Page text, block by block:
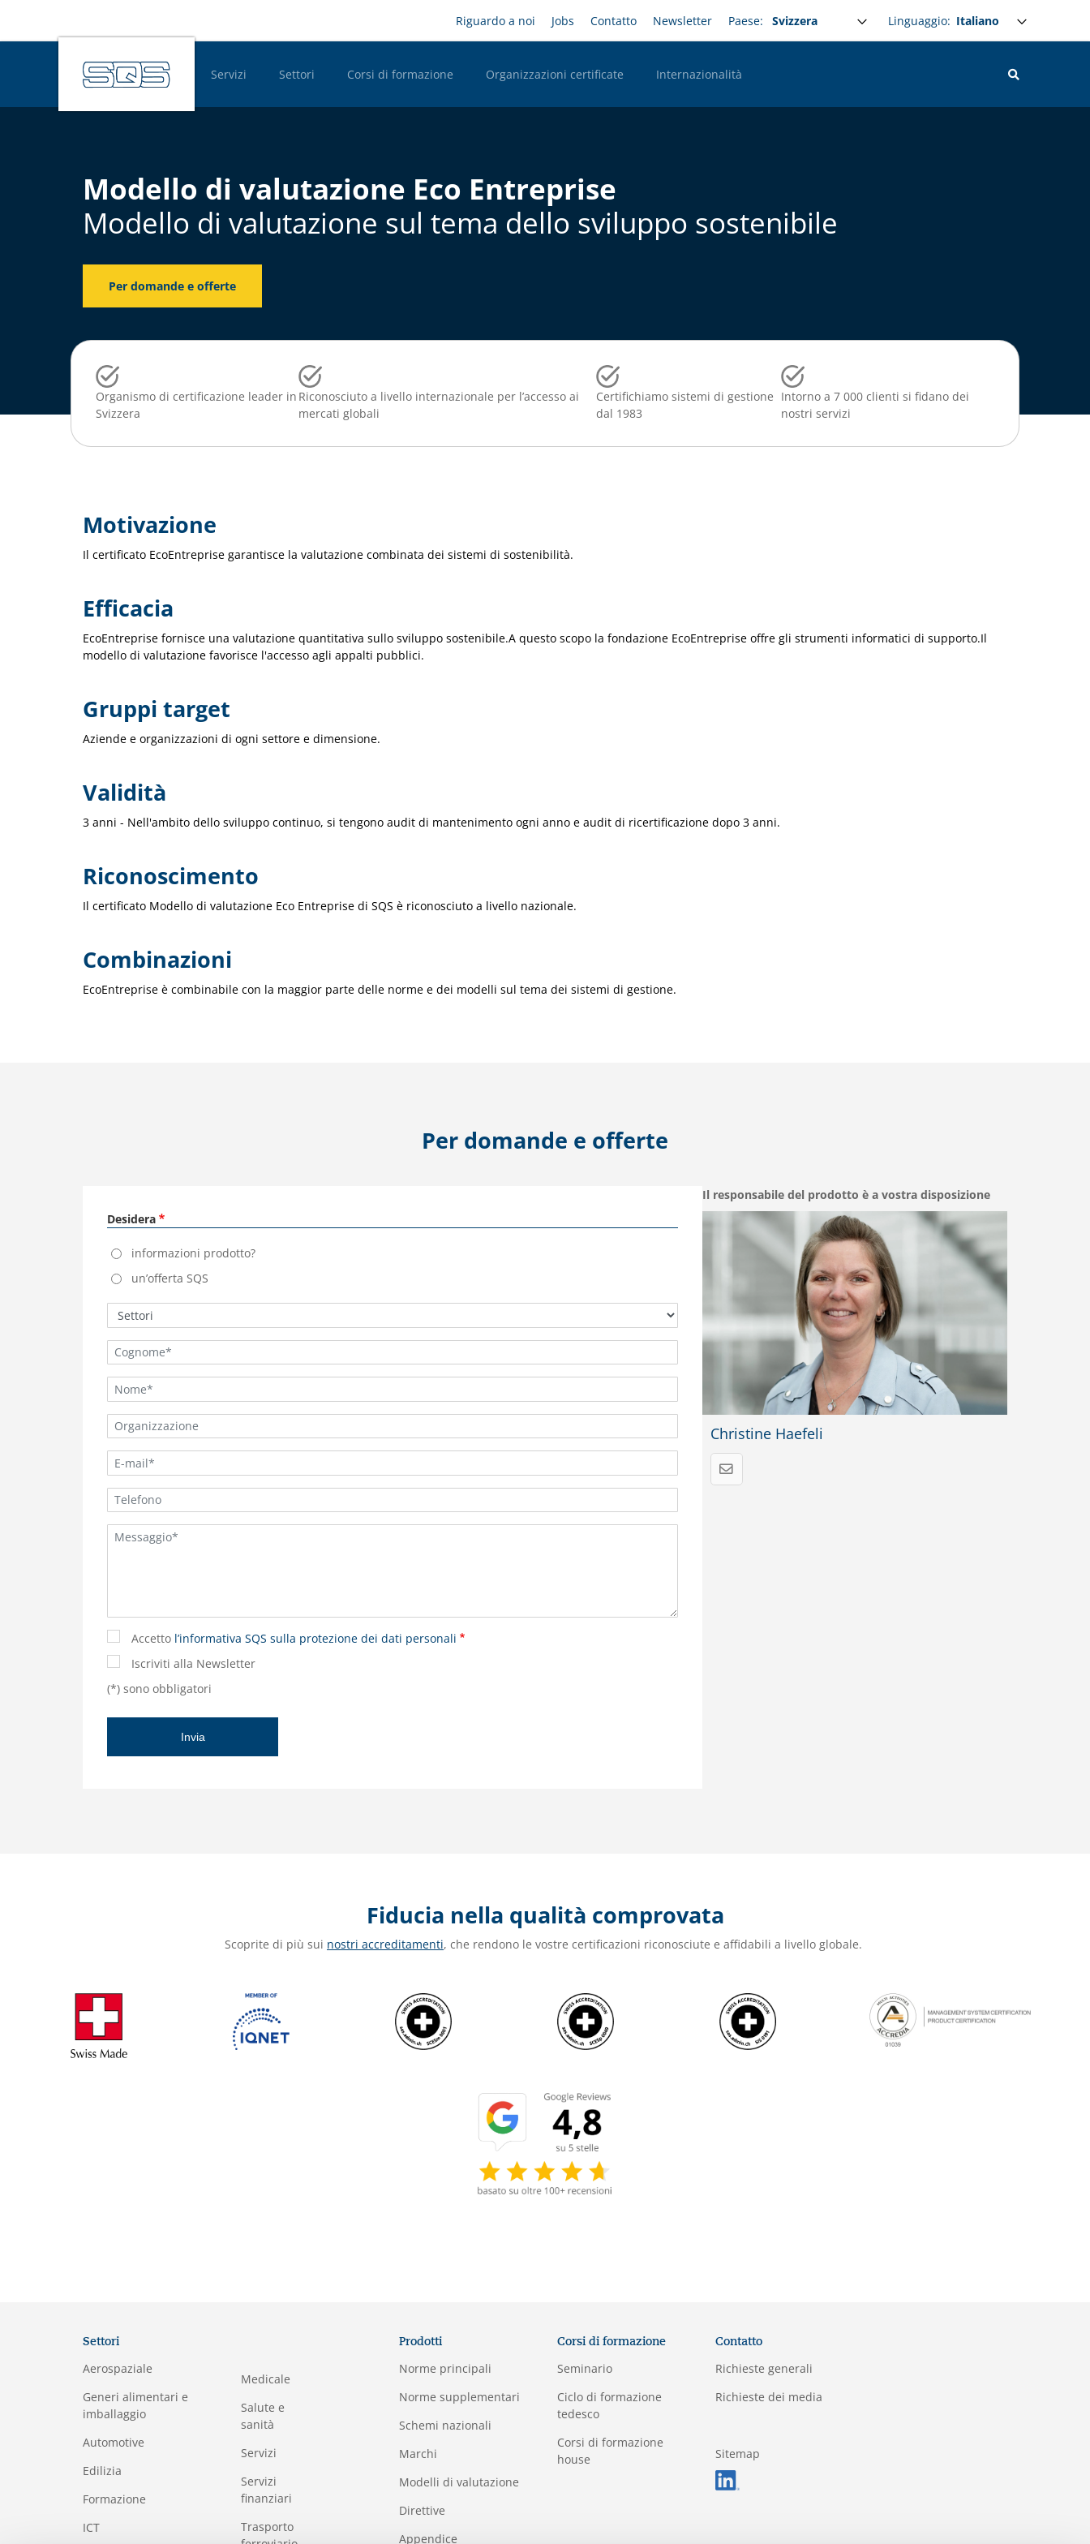
al
contenuto
Headernavigation
Riguardo a noi Jobs Contatto Newsletter Paese: Linguaggio: Select your language
Hauptnavigation Desktop
Servizi Settori Corsi di formazione Organizzazioni certificate Internazionalità
Modello di valutazione Eco Entreprise
Modello di valutazione sul tema dello sviluppo sostenibile
Per domande e offerte
Organismo di certificazione leader in
Svizzera
Riconosciuto a livello internazionale per l’accesso ai
mercati globali
Certifichiamo sistemi di gestione
dal 1983
Intorno a 7 000 clienti si fidano dei
nostri servizi
Motivazione
Il certificato EcoEntreprise garantisce la valutazione combinata dei sistemi di sostenibilità.
Efficacia
EcoEntreprise fornisce una valutazione quantitativa sullo sviluppo sostenibile.A questo scopo la fondazione EcoEntreprise offre gli strumenti informatici di supporto.Il
modello di valutazione favorisce l'accesso agli appalti pubblici.
Gruppi target
Aziende e organizzazioni di ogni settore e dimensione.
Validità
3 anni - Nell'ambito dello sviluppo continuo, si tengono audit di mantenimento ogni anno e audit di ricertificazione dopo 3 anni.
Riconoscimento
Il certificato Modello di valutazione Eco Entreprise di SQS è riconosciuto a livello nazionale.
Combinazioni
EcoEntreprise è combinabile con la maggior parte delle norme e dei modelli sul tema dei sistemi di gestione.
Per domande e offerte
Desidera
informazioni prodotto?
un’offerta SQS
Accetto l’informativa SQS sulla protezione dei dati personali
Iscriviti alla Newsletter
(*) sono obbligatori
Il responsabile del prodotto è a vostra disposizione
Christine Haefeli
Fiducia nella qualità comprovata
Scoprite di più sui nostri accreditamenti, che rendono le vostre certificazioni riconosciute e affidabili a livello globale.
Settori
Aerospaziale
Generi alimentari e
imballaggio
Automotive
Edilizia
Formazione
ICT
Medicale
Salute e
sanità
Servizi
Servizi
finanziari
Trasporto
Prodotti
Norme principali
Norme supplementari
Schemi nazionali
Marchi
Modelli di valutazione
Direttive
Appendice
Corsi di formazione
Seminario
Ciclo di formazione
tedesco
Corsi di formazione
house
Contatto
Richieste generali
Richieste dei media
Sitemap